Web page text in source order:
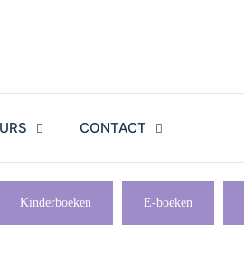
CONTACT
Kinderboeken E-boeken